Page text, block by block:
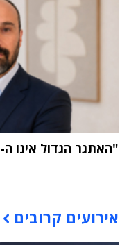
"האתגר הגדול אינו ה-AI אלא הטמעתה בארגון"
אירועים קרובים